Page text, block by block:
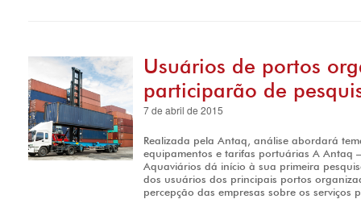
Usuários de portos
participarão de
7 de abril de 2015
Realizada pela Antaq, análise abordará
equipamentos e tarifas portuárias A Antaq
Aquaviários dá início à sua primeira
dos usuários dos principais portos
percepção das empresas sobre os serviços